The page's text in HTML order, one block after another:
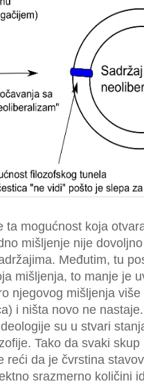
ta mogućnost koja
mišljenje nije
Međutim, tu
mišljenja, to manje je
njegovog mišljenja
i ništa novo ne
su u stvari
Tako da svaki
reći da je čvrstina
srazmerno količini